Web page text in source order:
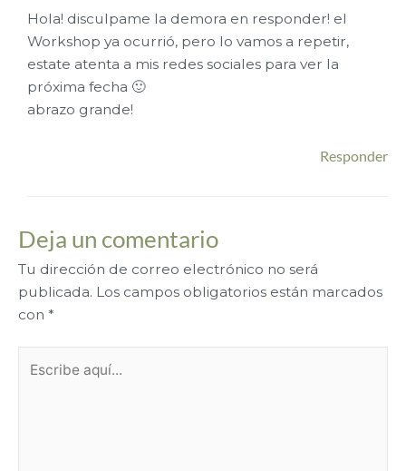
Hola! disculpame la demora en responder! el
Workshop ya ocurrió, pero lo vamos a repetir,
estate atenta a mis redes sociales para ver la
próxima fecha 🙂
abrazo grande!
Responder
Deja un comentario
Tu dirección de correo electrónico no será
publicada. Los campos obligatorios están marcados
con *
aquí...